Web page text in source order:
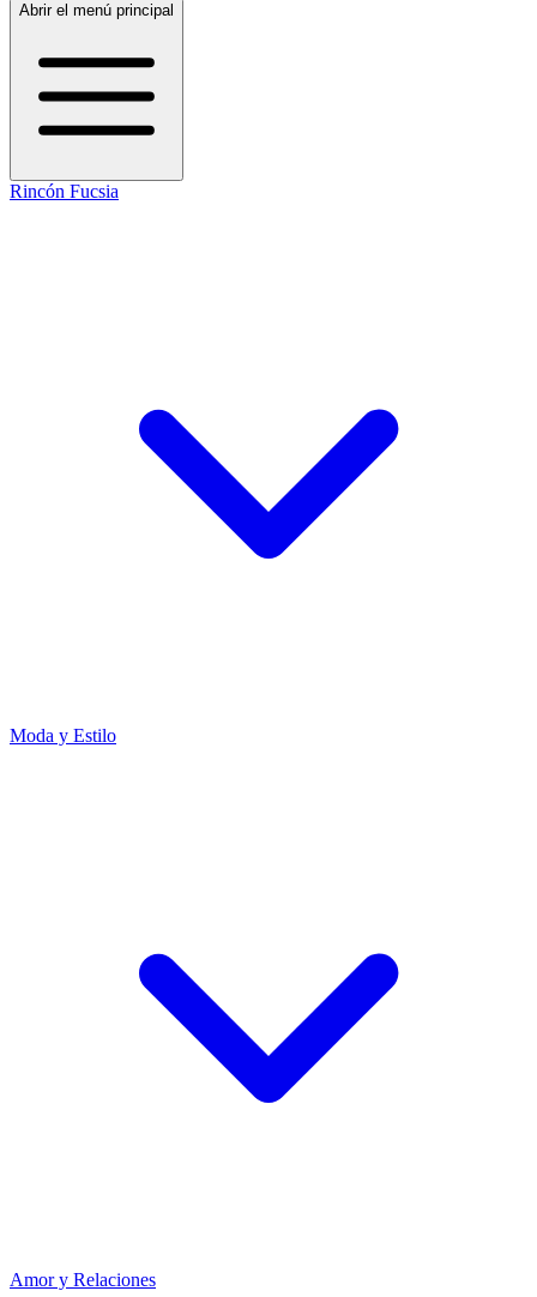
Abrir el menú principal
Rincón Fucsia
Moda y Estilo
Amor y Relaciones